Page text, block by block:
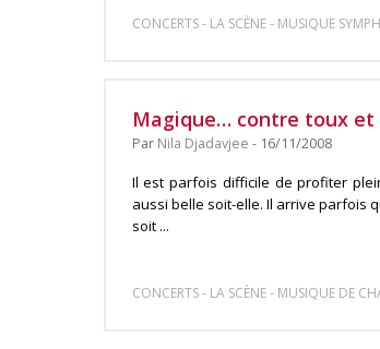
CONCERTS- LA SCÈNE- MUSIQUE
Magique… contre toux et
Par Nila Djadavjee - 16/11/2008
Il est parfois difficile de profiter
aussi belle soit-elle. Il arrive parfois
soit ...
CONCERTS- LA SCÈNE- MUSIQUE DE